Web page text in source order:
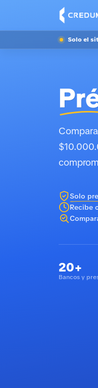
Solo el
Solo
Recibe
20+
Bancos y